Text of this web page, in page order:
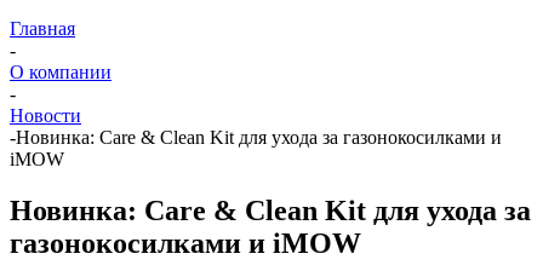
Главная
-
О компании
-
Новости
-Новинка: Care & Clean Kit для ухода за газонокосилками и
iMOW
Новинка: Care & Clean Kit для ухода за
газонокосилками и iMOW